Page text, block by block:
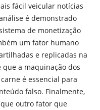
fácil veicular notícias
é demonstrado
de monetização
um fator humano
e replicadas na
a maquinação dos
é essencial para
falso. Finalmente,
outro fator que